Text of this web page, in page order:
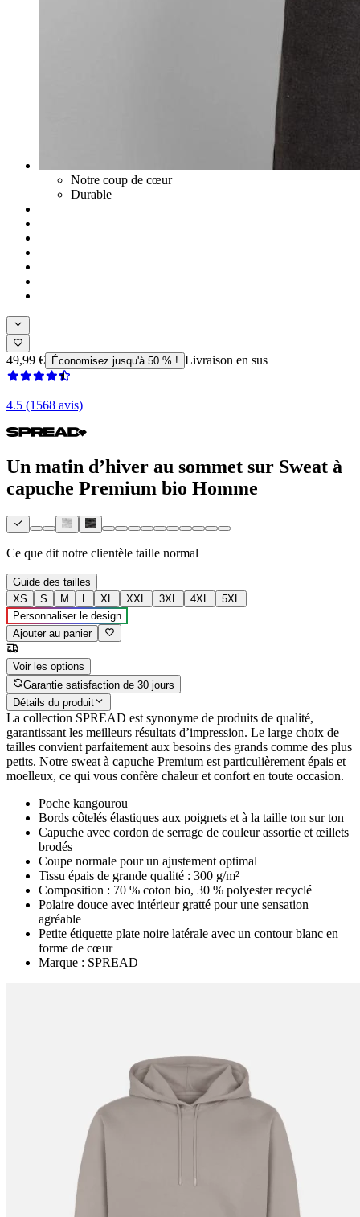
Notre coup de cœur
Durable
49,99 € Économisez jusqu'à 50 % ! Livraison en sus
4.5 (1568 avis)
Un matin d’hiver au sommet sur Sweat à
capuche Premium bio Homme
Ce que dit notre clientèle taille normal
Guide des tailles
XS
S M L XL XXL 3XL 4XL
5XL
Personnaliser le design
Ajouter au panier
Voir les options
Garantie satisfaction de 30 jours
Détails du produit
La collection SPREAD est synonyme de produits de qualité,
garantissant les meilleurs résultats d’impression. Le large choix de
tailles convient parfaitement aux besoins des grands comme des plus
petits. Notre sweat à capuche Premium est particulièrement épais et
moelleux, ce qui vous confère chaleur et confort en toute occasion.
Poche kangourou
Bords côtelés élastiques aux poignets et à la taille ton sur ton
Capuche avec cordon de serrage de couleur assortie et œillets
brodés
Coupe normale pour un ajustement optimal
Tissu épais de grande qualité : 300 g/m²
Composition : 70 % coton bio, 30 % polyester recyclé
Polaire douce avec intérieur gratté pour une sensation
agréable
Petite étiquette plate noire latérale avec un contour blanc en
forme de cœur
Marque : SPREAD